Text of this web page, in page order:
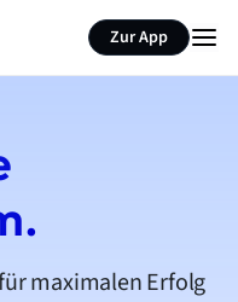
Zur App
maximalen Erfolg